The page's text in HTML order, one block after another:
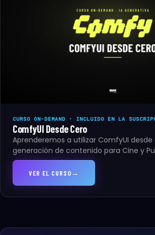
CURSO ON-DEMAND · INCLUIDO EN LA
ComfyUI Desde Cero
Aprenderemos a utilizar ComfyUI
generación de contenido para Cine y
VER EL CURSO →